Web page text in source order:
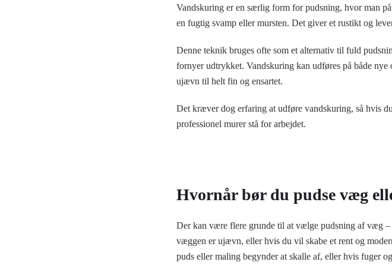
Vandskuring er en særlig form for pudsning, hvor man
en fugtig svamp eller mursten. Det giver et rustikt og
Denne teknik bruges ofte som et alternativ til fuld
fornyer udtrykket. Vandskuring kan udføres på både
ujævn til helt fin og ensartet.
Det kræver dog erfaring at udføre vandskuring, så hvis
professionel murer stå for arbejdet.
Hvornår bør du pudse væg
Der kan være flere grunde til at vælge pudsning af væg
væggen er ujævn, eller hvis du vil skabe et rent og
puds eller maling begynder at skalle af, eller hvis fuger